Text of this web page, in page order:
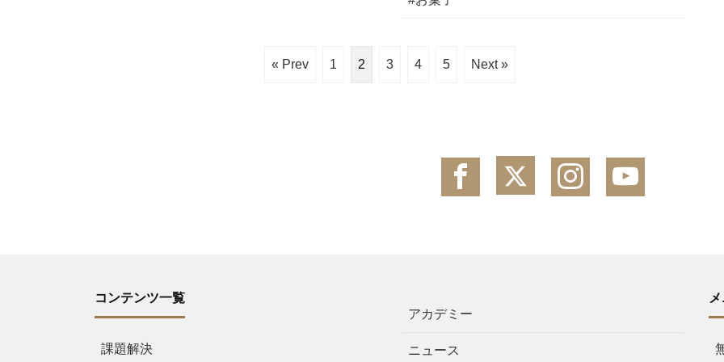
« Prev 1 2 3 4 5 Next »
コンテンツ一覧
課題解決
アカデミー
ニュース